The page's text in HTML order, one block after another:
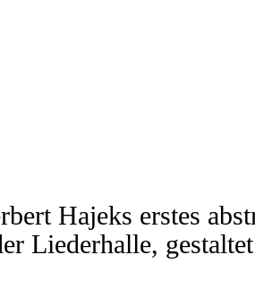
Hajeks erstes
Liederhalle,